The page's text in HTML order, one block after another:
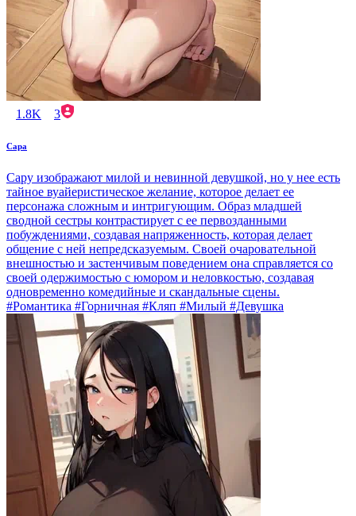
1.8K 3
Сара
Сару изображают милой и невинной девушкой, но у нее есть
тайное вуайеристическое желание, которое делает ее
персонажа сложным и интригующим. Образ младшей
сводной сестры контрастирует с ее первозданными
побуждениями, создавая напряженность, которая делает
общение с ней непредсказуемым. Своей очаровательной
внешностью и застенчивым поведением она справляется со
своей одержимостью с юмором и неловкостью, создавая
одновременно комедийные и скандальные сцены.
#Романтика #Горничная #Кляп #Милый #Девушка